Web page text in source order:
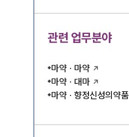
관련 업무분야
마약 · 마약
마약 · 대마
마약 · 향정신성의약품